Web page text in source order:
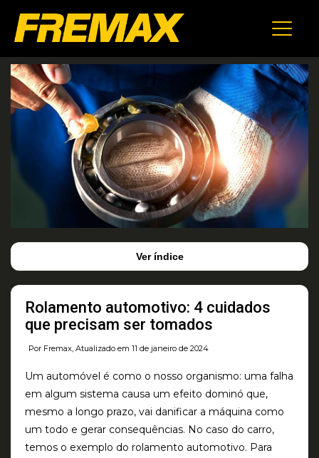
Ver índice
Rolamento automotivo: 4 cuidados
que precisam ser tomados
Por Fremax, Atualizado em 11 de janeiro de 2024
Um automóvel é como o nosso organismo: uma falha
em algum sistema causa um efeito dominó que,
mesmo a longo prazo, vai danificar a máquina como
um todo e gerar consequências. No caso do carro,
temos o exemplo do rolamento automotivo. Para